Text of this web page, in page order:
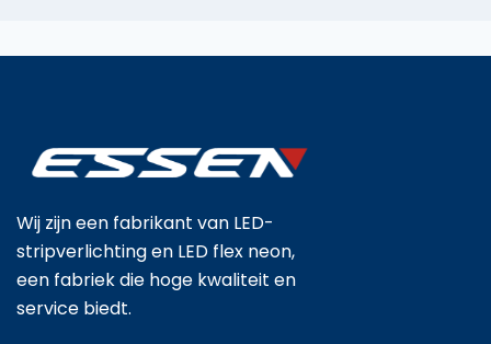
Wij zijn een fabrikant van LED-
stripverlichting en LED flex neon,
een fabriek die hoge kwaliteit en
service biedt.